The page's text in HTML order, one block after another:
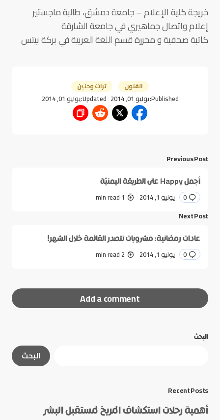
خريجة كلية الإعلام – جامعة دمشق، طالبة ماجستير
إعلام واتصال جماهيري في جامعة الشارقة
كاتبة صحفية و محررة قسم اللغة العربية في بركة بيتس
الفنون تراث وحنين
Published:يوليو 01, 2014 Updated:يوليو 01, 2014
Previous Post
أجمل Happy على الطريقة اليمنيّة
0 يونيو 1, 2014 1 min read
Next Post
عادات رمضانية: مشروبات تتصدر القائمة خلال الشهر!
0 يوليو 1, 2014 2 min read
Add a comment
الحقول الإلزامية
البحث
البحث
Recent Posts
أهمية رحلات استكشاف المريخ لمستقبل البشر